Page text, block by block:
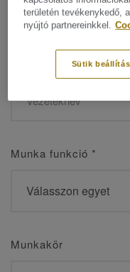
Vezetéknév*
Munka funkció *
Munkakör
területén tevékenykedő,
nyújtó partnereinkkel.
Sütik